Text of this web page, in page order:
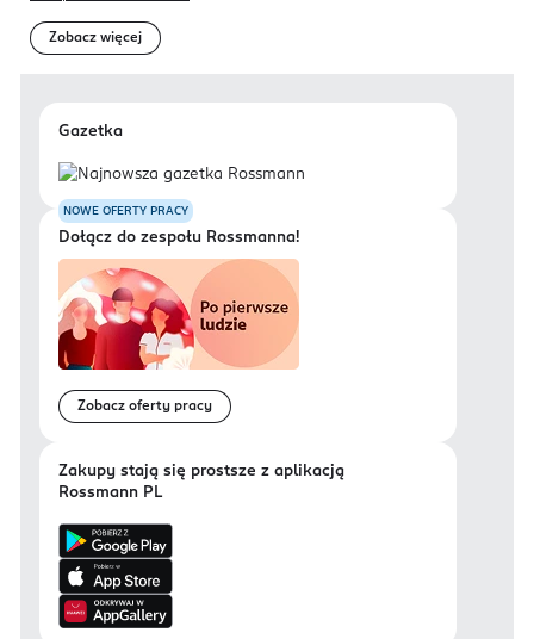
Zobacz więcej
Gazetka
NOWE OFERTY PRACY
Dołącz do zespołu Rossmanna!
Zobacz oferty pracy
Zakupy stają się prostsze z aplikacją
Rossmann PL